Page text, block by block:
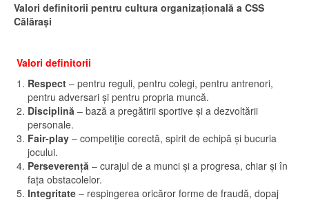
Valori definitorii pentru cultura organizațională a CSS
Călărași
Valori definitorii
Respect – pentru reguli, pentru colegi, pentru antrenori,
pentru adversari și pentru propria muncă.
Disciplină – bază a pregătirii sportive și a dezvoltării
personale.
Fair-play – competiție corectă, spirit de echipă și bucuria
jocului.
Perseverență – curajul de a munci și a progresa, chiar și în
fața obstacolelor.
Integritate – respingerea oricăror forme de fraudă, dopaj